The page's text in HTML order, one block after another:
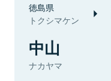
徳島県
トクシマケン
中山
ナカヤマ